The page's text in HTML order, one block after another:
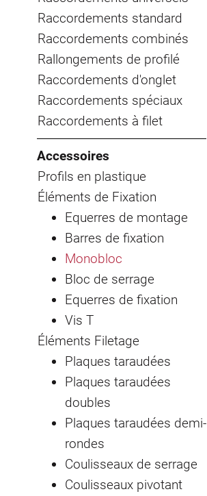
Raccordements standard
Raccordements combinés
Rallongements de profilé
Raccordements d'onglet
Raccordements spéciaux
Raccordements à filet
Accessoires
Profils en plastique
Éléments de Fixation
Equerres de montage
Barres de fixation
Monobloc
Bloc de serrage
Equerres de fixation
Vis T
Éléments Filetage
Plaques taraudées
Plaques taraudées
doubles
Plaques taraudées demi-
rondes
Coulisseaux de serrage
Coulisseaux pivotant